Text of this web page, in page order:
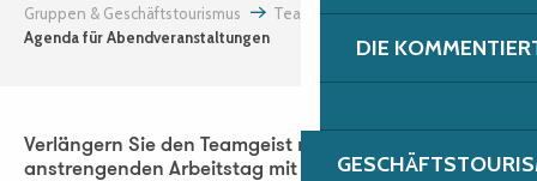
DIE
Gruppen & Geschäftstourismus
Teambuilding und Incentives
Agenda für Abendveranstaltungen
Verlängern Sie den Teamgeist nach einem
anstrengenden Arbeitstag mit inspirierenden